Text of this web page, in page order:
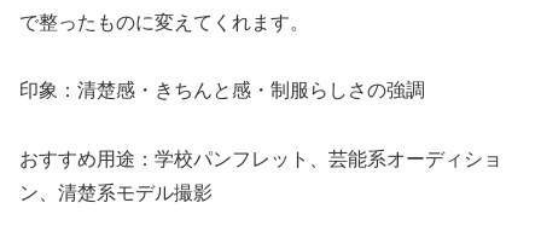
で整ったものに変えてくれます。
印象：清楚感・きちんと感・制服らしさの強調
おすすめ用途：学校パンフレット、芸能系オーディショ
ン、清楚系モデル撮影